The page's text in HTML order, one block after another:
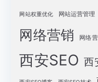
网站权重优化 网站运营管理
网络营销 网络
西安SEO 西